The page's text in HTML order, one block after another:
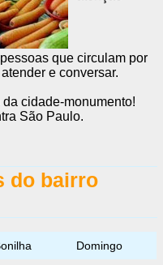
que circulam por
e conversar.
cidade-monumento!
São Paulo.
do bairro
Domingo